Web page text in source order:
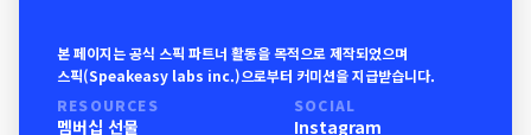
본 페이지는 공식 스픽 파트너 활동을 목적으로 제작되었으며
스픽(Speakeasy labs inc.)으로부터 커미션을 지급받습니다.
RESOURCES
멤버십 선물
SOCIAL
Instagram